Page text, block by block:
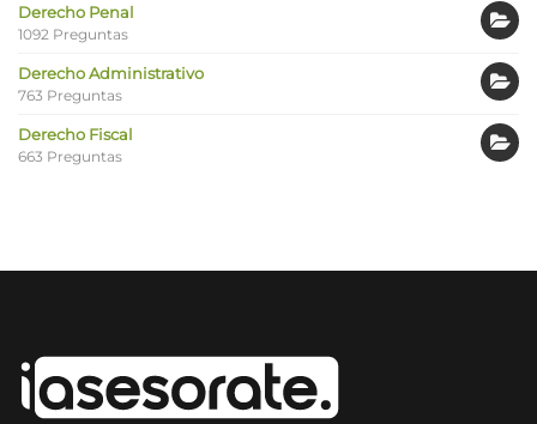
Derecho Penal
1092 Preguntas
Derecho Administrativo
763 Preguntas
Derecho Fiscal
663 Preguntas